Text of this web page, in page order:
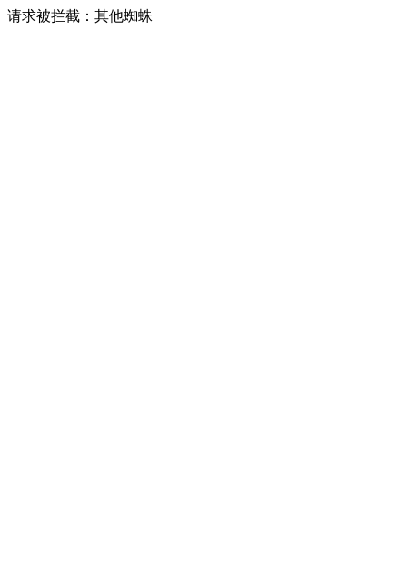
请求被拦截：其他蜘蛛